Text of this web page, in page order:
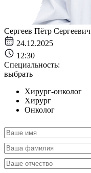
Сергеев Пётр Сергеевич
24.12.2025
12:30
Специальность:
выбрать
Хирург-онколог
Хирург
Онколог